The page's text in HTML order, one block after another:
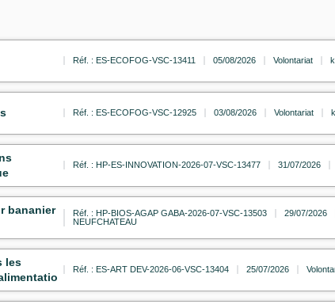
Réf. : ES-ECOFOG-VSC-13411 05/08/2026 Volontariat
Réf. : ES-ECOFOG-VSC-12925 03/08/2026 Volontariat
Réf. : HP-ES-INNOVATION-2026-07-VSC-13477 31/07/2026
bananier
Réf. : HP-BIOS-AGAP GABA-2026-07-VSC-13503 29/07/2026
NEUFCHATEAU
les
Réf. : ES-ART DEV-2026-06-VSC-13404 25/07/2026